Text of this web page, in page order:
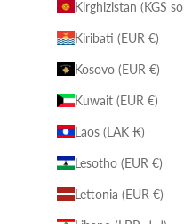
Kirghizistan (KGS
Kiribati (EUR €)
Kosovo (EUR €)
Kuwait (EUR €)
Laos (LAK ₭)
Lesotho (EUR €)
Lettonia (EUR €)